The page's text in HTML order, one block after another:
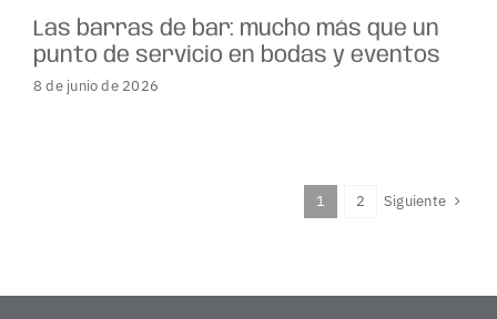
Las barras de bar: mucho más que un
punto de servicio en bodas y eventos
8 de junio de 2026
1 2 Siguiente